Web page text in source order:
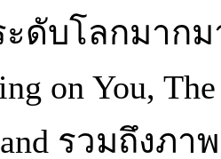
ะดับโลกมากม
on You,
รวมถึงภ